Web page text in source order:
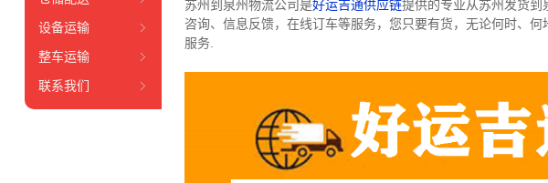
苏州到泉州物流公司是好运吉通供应链提供的专业从苏州发货
咨询、信息反馈，在线订车等服务，您只要有货，无论何时、
服务.
设备运输
整车运输
联系我们